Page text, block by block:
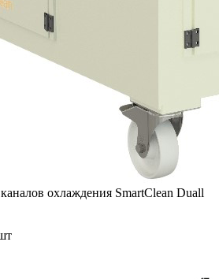
охлаждения SmartClean Duall